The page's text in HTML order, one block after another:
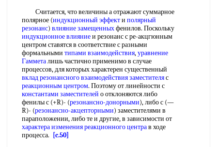
Считается, что величины а отражают суммарное
полярное (индукционный эффекти полярный
резонанс) влияние замещенныхфенилов. Поскольку
индукционное влияниеи резонанс с ре-акцгюнным
центром ставятся в соответствие с разными
формальными типами взаимодействия,уравнение
Гамметалишь частично применимо в случае
процессов, для которых характерен существенный
вклад резонансноговзаимодействия заместителяс
реакционным центром. Поэтому от линейности с
константами заместителей о отклоняются либо
фенилы с (+R)- (резонансно-донорными), либо с (—
R)- (резонансно-акцепторными) заместителями в
параположении, либо те и другие, в зависимости от
характера измененияреакционного центрав ходе
процесса.
[c.50]